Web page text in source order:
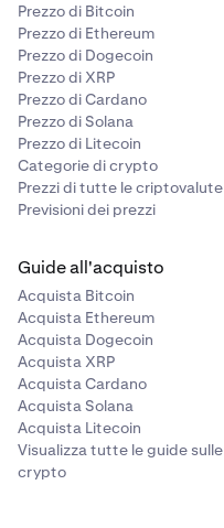
Prezzo di Bitcoin
Prezzo di Ethereum
Prezzo di Dogecoin
Prezzo di XRP
Prezzo di Cardano
Prezzo di Solana
Prezzo di Litecoin
Categorie di crypto
Prezzi di tutte le criptovalute
Previsioni dei prezzi
Guide all'acquisto
Acquista Bitcoin
Acquista Ethereum
Acquista Dogecoin
Acquista XRP
Acquista Cardano
Acquista Solana
Acquista Litecoin
Visualizza tutte le guide sulle
crypto